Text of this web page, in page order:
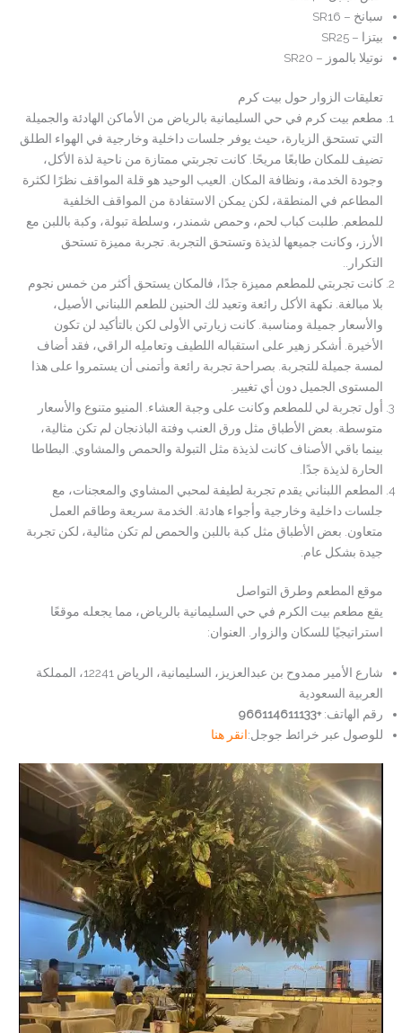
سبانخ – SR16
بيتزا – SR25
نوتيلا بالموز – SR20
تعليقات الزوار حول بيت كرم
مطعم بيت كرم في حي السليمانية بالرياض من الأماكن الهادئة والجميلة
التي تستحق الزيارة، حيث يوفر جلسات داخلية وخارجية في الهواء الطلق
تضيف للمكان طابعًا مريحًا. كانت تجربتي ممتازة من ناحية لذة الأكل،
وجودة الخدمة، ونظافة المكان. العيب الوحيد هو قلة المواقف نظرًا لكثرة
المطاعم في المنطقة، لكن يمكن الاستفادة من المواقف الخلفية
للمطعم. طلبت كباب لحم، وحمص شمندر، وسلطة تبولة، وكبة باللبن مع
الأرز، وكانت جميعها لذيذة وتستحق التجربة. تجربة مميزة تستحق
التكرار..
كانت تجربتي للمطعم مميزة جدًا، فالمكان يستحق أكثر من خمس نجوم
بلا مبالغة. نكهة الأكل رائعة وتعيد لك الحنين للطعم اللبناني الأصيل،
والأسعار جميلة ومناسبة. كانت زيارتي الأولى لكن بالتأكيد لن تكون
الأخيرة. أشكر زهير على استقباله اللطيف وتعاملِه الراقي، فقد أضاف
لمسة جميلة للتجربة. بصراحة تجربة رائعة وأتمنى أن يستمروا على هذا
المستوى الجميل دون أي تغيير.
أول تجربة لي للمطعم وكانت على وجبة العشاء. المنيو متنوع والأسعار
متوسطة. بعض الأطباق مثل ورق العنب وفتة الباذنجان لم تكن مثالية،
بينما باقي الأصناف كانت لذيذة مثل التبولة والحمص والمشاوي. البطاطا
الحارة لذيذة جدًا.
المطعم اللبناني يقدم تجربة لطيفة لمحبي المشاوي والمعجنات، مع
جلسات داخلية وخارجية وأجواء هادئة. الخدمة سريعة وطاقم العمل
متعاون. بعض الأطباق مثل كبة باللبن والحمص لم تكن مثالية، لكن تجربة
جيدة بشكل عام.
موقع المطعم وطرق التواصل
يقع مطعم بيت الكرم في حي السليمانية بالرياض، مما يجعله موقعًا
استراتيجيًا للسكان والزوار. العنوان:
شارع الأمير ممدوح بن عبدالعزيز، السليمانية، الرياض 12241، المملكة
العربية السعودية
رقم الهاتف:+966114611133
للوصول عبر خرائط جوجل:انقر هنا